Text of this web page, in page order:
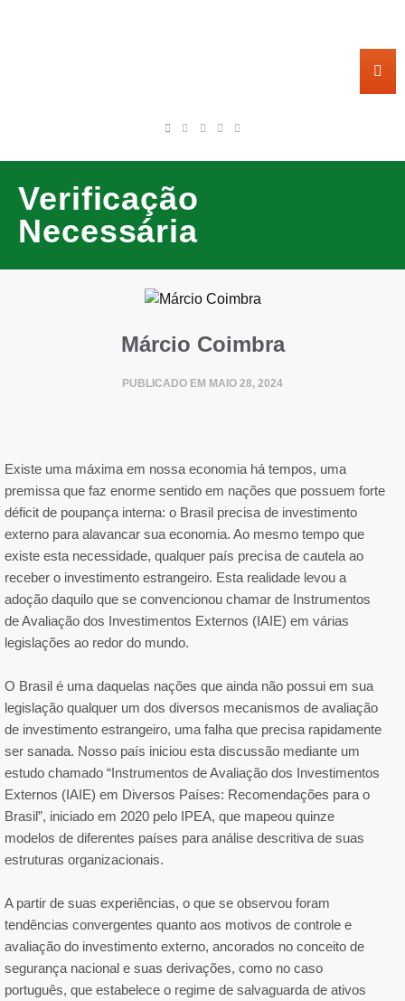
Verificação
Necessária
Márcio Coimbra
PUBLICADO EM MAIO 28, 2024
Existe uma máxima em nossa economia há tempos, uma
premissa que faz enorme sentido em nações que possuem forte
déficit de poupança interna: o Brasil precisa de investimento
externo para alavancar sua economia. Ao mesmo tempo que
existe esta necessidade, qualquer país precisa de cautela ao
receber o investimento estrangeiro. Esta realidade levou a
adoção daquilo que se convencionou chamar de Instrumentos
de Avaliação dos Investimentos Externos (IAIE) em várias
legislações ao redor do mundo.
O Brasil é uma daquelas nações que ainda não possui em sua
legislação qualquer um dos diversos mecanismos de avaliação
de investimento estrangeiro, uma falha que precisa rapidamente
ser sanada. Nosso país iniciou esta discussão mediante um
estudo chamado “Instrumentos de Avaliação dos Investimentos
Externos (IAIE) em Diversos Países: Recomendações para o
Brasil”, iniciado em 2020 pelo IPEA, que mapeou quinze
modelos de diferentes países para análise descritiva de suas
estruturas organizacionais.
A partir de suas experiências, o que se observou foram
tendências convergentes quanto aos motivos de controle e
avaliação do investimento externo, ancorados no conceito de
segurança nacional e suas derivações, como no caso
português, que estabelece o regime de salvaguarda de ativos